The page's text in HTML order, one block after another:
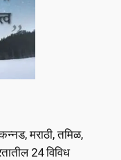
मराठी, तमिळ,
24 विविध